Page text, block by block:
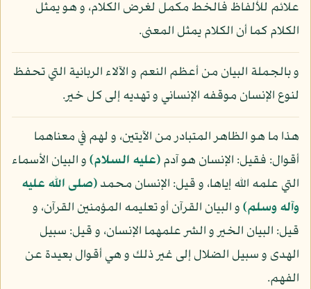
علائم للألفاظ فالخط مكمل لغرض الكلام، و هو يمثل
الكلام كما أن الكلام يمثل المعنى.
و بالجملة البيان من أعظم النعم و الآلاء الربانية التي تحفظ
لنوع الإنسان موقفه الإنساني و تهديه إلى كل خير.
هذا ما هو الظاهر المتبادر من الآيتين، و لهم في معناهما
أقوال: فقيل: الإنسان هو آدم(عليه السلام)و البيان الأسماء
التي علمه الله إياها، و قيل: الإنسان محمد(صلى الله عليه
وآله وسلم)و البيان القرآن أو تعليمه المؤمنين القرآن، و
قيل: البيان الخير و الشر علمهما الإنسان، و قيل: سبيل
الهدى و سبيل الضلال إلى غير ذلك و هي أقوال بعيدة عن
الفهم.